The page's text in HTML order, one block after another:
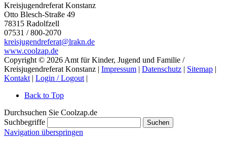
Kreisjugendreferat Konstanz
Otto Blesch-Straße 49
78315 Radolfzell
07531 / 800-2070
kreisjugendreferat@lrakn.de
www.coolzap.de
Copyright © 2026 Amt für Kinder, Jugend und Familie /
Kreisjugendreferat Konstanz | Impressum | Datenschutz | Sitemap |
Kontakt | Login / Logout |
Back to Top
Durchsuchen Sie Coolzap.de
Suchbegriffe
Suchen
Navigation überspringen